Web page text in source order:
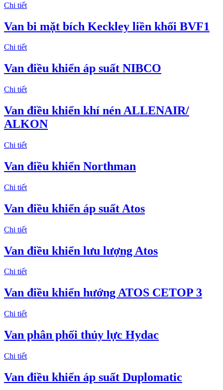
Chi tiết
Van bi mặt bích Keckley liền khối BVF1
Chi tiết
Van điều khiển áp suất NIBCO
Chi tiết
Van điều khiển khí nén ALLENAIR/
ALKON
Chi tiết
Van điều khiển Northman
Chi tiết
Van điều khiển áp suất Atos
Chi tiết
Van điều khiển lưu lượng Atos
Chi tiết
Van điều khiển hướng ATOS CETOP 3
Chi tiết
Van phân phối thủy lực Hydac
Chi tiết
Van điều khiển áp suất Duplomatic